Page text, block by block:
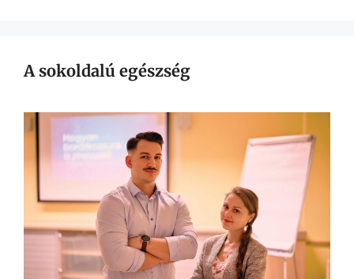
A sokoldalú egészség